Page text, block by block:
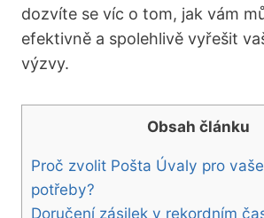
dozvíte se víc o tom, jak vám
efektivně a spolehlivě vyřešit
výzvy.
Obsah článku
Proč zvolit Pošta Úvaly pro
potřeby?
Doručení zásilek v rekordním